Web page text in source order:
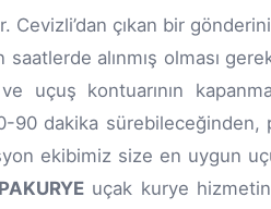
çıkan bir
alınmış olması
uçuş kontuarının
90 dakika sürebileceğinden,
ekibimiz size en uygun
uçak kurye